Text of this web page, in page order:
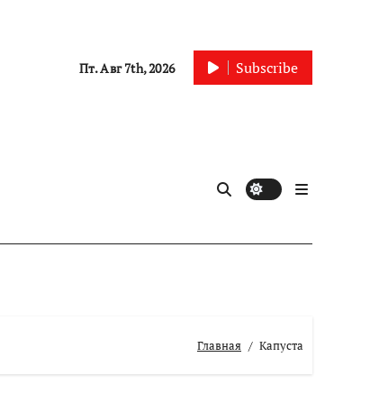
Пт. Авг 7th, 2026 Subscribe
Главная Капуста